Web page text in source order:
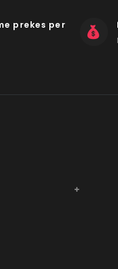
prekes per